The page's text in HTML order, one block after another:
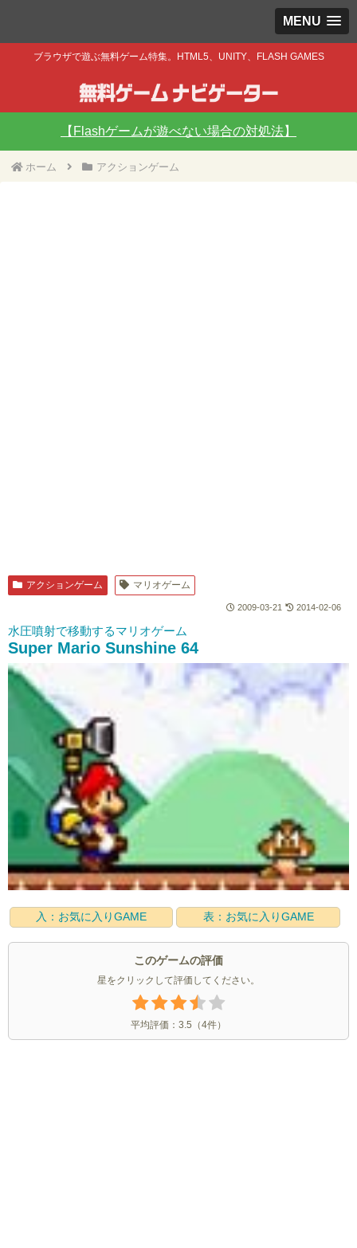
MENU
ブラウザで遊ぶ無料ゲーム特集。HTML5、UNITY、FLASH GAMES
【Flashゲームが遊べない場合の対処法】
ホーム アクションゲーム
アクションゲーム マリオゲーム
2009-03-21 2014-02-06
水圧噴射で移動するマリオゲーム
Super Mario Sunshine 64
入：お気に入りGAME 表：お気に入りGAME
このゲームの評価
星をクリックして評価してください。
平均評価： 3.5 （4件）